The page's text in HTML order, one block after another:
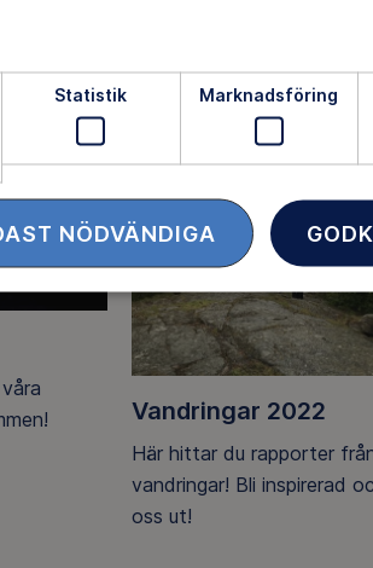
Vandringar 2022
Här hittar du rapporter
vandringar! Bli inspirerad
oss ut!
Statistik Marknadsföring
NÖDVÄNDIGA